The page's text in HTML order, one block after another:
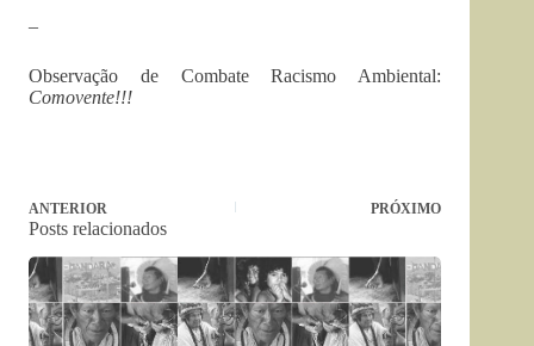
–
Observação de Combate Racismo Ambiental:
Comovente!!!
ANTERIOR PRÓXIMO
Posts relacionados